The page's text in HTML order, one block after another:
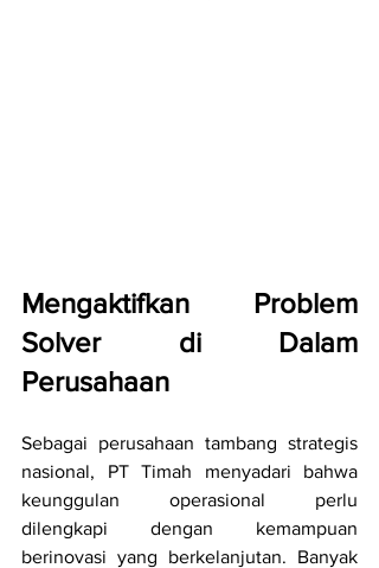
Mengaktifkan Problem
Solver di Dalam
Perusahaan
Sebagai perusahaan tambang strategis
nasional, PT Timah menyadari bahwa
keunggulan operasional perlu
dilengkapi dengan kemampuan
berinovasi yang berkelanjutan. Banyak